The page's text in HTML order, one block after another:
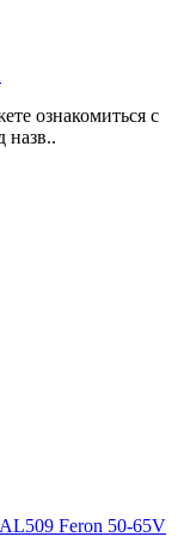
ознакомиться с
назв..
Feron 50-65V